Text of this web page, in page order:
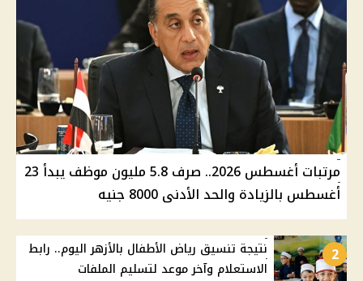
مرتبات أغسطس 2026.. صرف 5.8 مليون موظف يبدأ 23
أغسطس بالزيادة والحد الأدنى 8000 جنيه
2
نتيجة تنسيق رياض الأطفال بالأزهر اليوم.. رابط
الاستعلام وآخر موعد لتسليم الملفات